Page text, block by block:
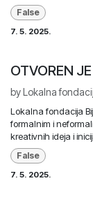
False
7. 5. 2025.
OTVOREN
byLokalna
Lokalna fondacija
formalnim i
kreativnih ideja i
False
7. 5. 2025.